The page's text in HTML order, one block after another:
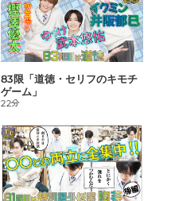
83限「道徳・セリフのキモチ
ゲーム」
22分